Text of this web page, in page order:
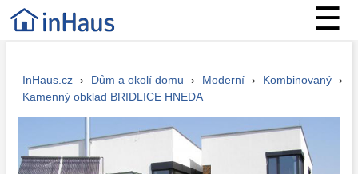
☰
InHaus.cz › Dům a okolí domu › Moderní › Kombinovaný ›
Kamenný obklad BRIDLICE HNEDA